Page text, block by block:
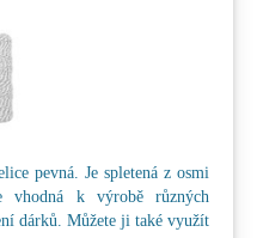
pevná. Je spletená z osmi
k výrobě různých
dárků. Můžete ji také využít